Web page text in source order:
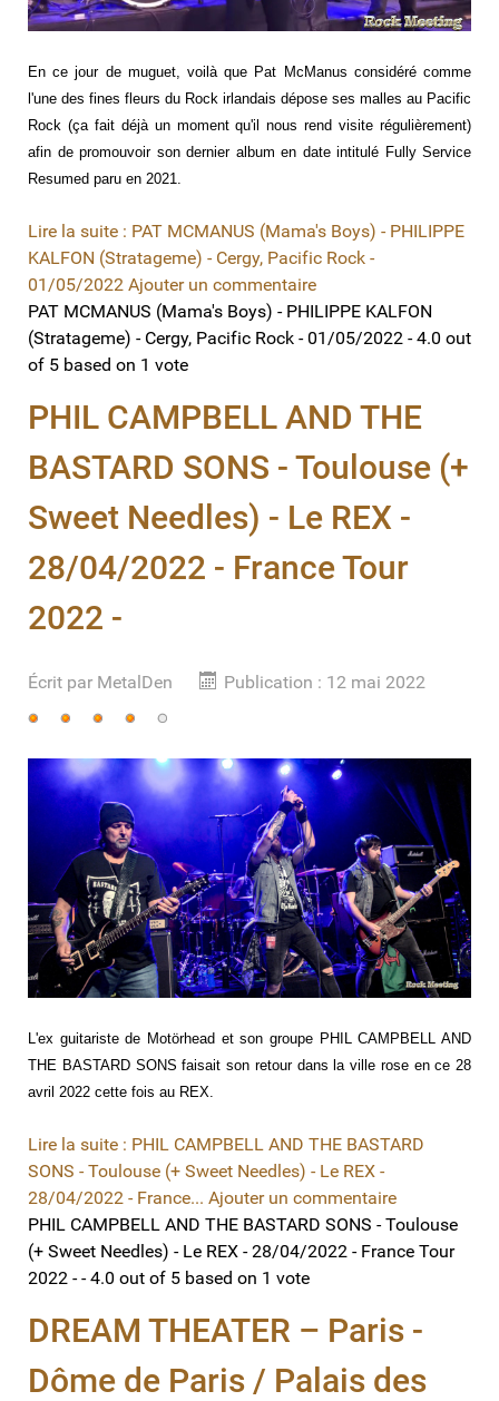
En ce jour de muguet, voilà que Pat McManus considéré comme
l'une des fines fleurs du Rock irlandais dépose ses malles au Pacific
Rock (ça fait déjà un moment qu'il nous rend visite régulièrement)
afin de promouvoir son dernier album en date intitulé Fully Service
Resumed paru en 2021.
Lire la suite : PAT MCMANUS (Mama's Boys) - PHILIPPE
KALFON (Stratageme) - Cergy, Pacific Rock -
01/05/2022 Ajouter un commentaire
PAT MCMANUS (Mama's Boys) - PHILIPPE KALFON
(Stratageme) - Cergy, Pacific Rock - 01/05/2022 -4.0 out
of 5 based on 1 vote
PHIL CAMPBELL AND THE
BASTARD SONS - Toulouse (+
Sweet Needles) - Le REX -
28/04/2022 - France Tour
2022 -
Écrit par MetalDen
Publication : 12 mai 2022
Vote
L'ex guitariste de Motörhead et son groupe PHIL CAMPBELL AND
THE BASTARD SONS faisait son retour dans la ville rose en ce 28
avril 2022 cette fois au REX.
Lire la suite : PHIL CAMPBELL AND THE BASTARD
SONS - Toulouse (+ Sweet Needles) - Le REX -
28/04/2022 - France... Ajouter un commentaire
PHIL CAMPBELL AND THE BASTARD SONS - Toulouse
(+ Sweet Needles) - Le REX - 28/04/2022 - France Tour
2022 --4.0 out of 5 based on 1 vote
DREAM THEATER – Paris -
Dôme de Paris / Palais des